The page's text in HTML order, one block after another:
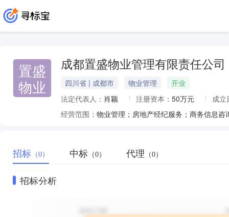
置盛
物业
成都置盛物业管理有限责任公司
四川省 | 成都市 物业管理
开业
法定代表人： 肖颖 注册资本： 50万元
成立
经营范围： 物业管理；房地产经纪服务；商务信息
招标 （0） 中标 （0） 代理 （0）
招标分析